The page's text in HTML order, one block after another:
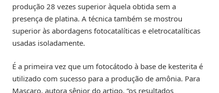
produção 28 vezes superior àquela obtida sem a
presença de platina. A técnica também se mostrou
superior às abordagens fotocatalíticas e eletrocatalíticas
usadas isoladamente.
É a primeira vez que um fotocátodo à base de kesterita é
utilizado com sucesso para a produção de amônia. Para
Mascaro, autora sênior do artigo, “os resultados